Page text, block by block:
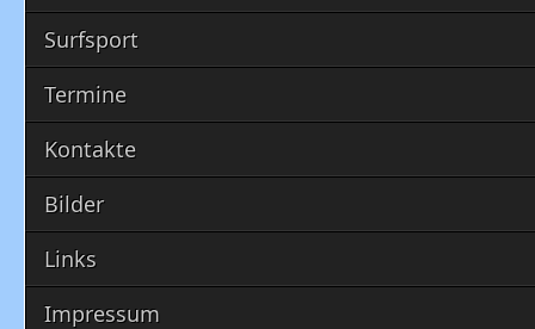
Surfsport
Termine
Kontakte
Bilder
Links
Impressum